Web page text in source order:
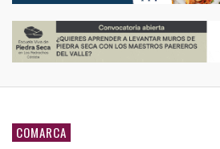
COMARCA